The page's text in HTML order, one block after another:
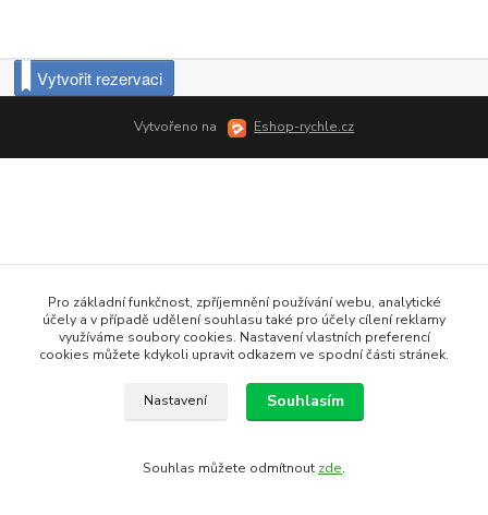
Vytvořit rezervaci
Vytvořeno na Eshop-rychle.cz
Pro základní funkčnost, zpříjemnění používání webu, analytické
účely a v případě udělení souhlasu také pro účely cílení reklamy
využíváme soubory cookies. Nastavení vlastních preferencí
cookies můžete kdykoli upravit odkazem ve spodní části stránek.
Nastavení Souhlasím
Souhlas můžete odmítnout zde.